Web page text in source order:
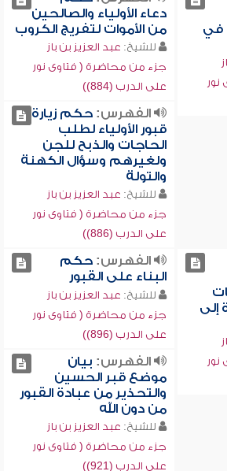
في
دعاء الأولياء والصالحين
من الأموات لتفريج الكروب
للشيخ: عبد العزيز بن باز
جزء من محاضرة ( فتاوى نور
على الدرب (884))
الفهرس:حكم زيارة
قبور الأولياء لطلب
الحاجات والذبح للجن
ولغيرهم وسؤال الكهنة
والتولة
للشيخ: عبد العزيز بن باز
جزء من محاضرة ( فتاوى نور
على الدرب (886))
إلى
الفهرس:حكم
البناء على القبور
للشيخ: عبد العزيز بن باز
جزء من محاضرة ( فتاوى نور
على الدرب (896))
الفهرس: بيان
موضع قبر الحسين
والتحذير من عبادة القبور
من دون الله
للشيخ: عبد العزيز بن باز
جزء من محاضرة ( فتاوى نور
على الدرب (921))